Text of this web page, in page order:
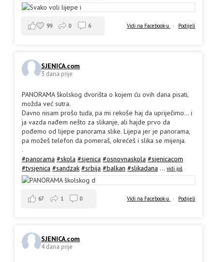
Vidi na Facebook-u · Podijeli
99 0 6
SJENICA.com
3 dana prije
PANORAMA školskog dvorišta o kojem ću ovih dana pisati,
možda već sutra.
Davno nisam prošo tuda, pa mi rekoše haj da upriječimo... i
ja vazda nađem nešto za slikanje, ali hajde prvo da
pođemo od lijepe panorama slike. Lijepa jer je panorama,
pa možeš telefon da pomeraš, okrećeš i slika se mijenja.
.
#panorama #skola #sjenica #osnovnaskola #sjenicacom
#tvsjenica #sandzak #srbija #balkan #slikadana ... vidi još
Vidi na Facebook-u · Podijeli
67 1 0
SJENICA.com
4 dana prije